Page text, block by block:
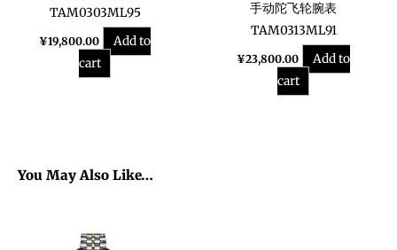
TAM0303ML95
¥19,800.00
Add to
cart
手动陀飞轮腕表
TAM0313ML91
¥23,800.00
Add to
cart
You May Also Like…